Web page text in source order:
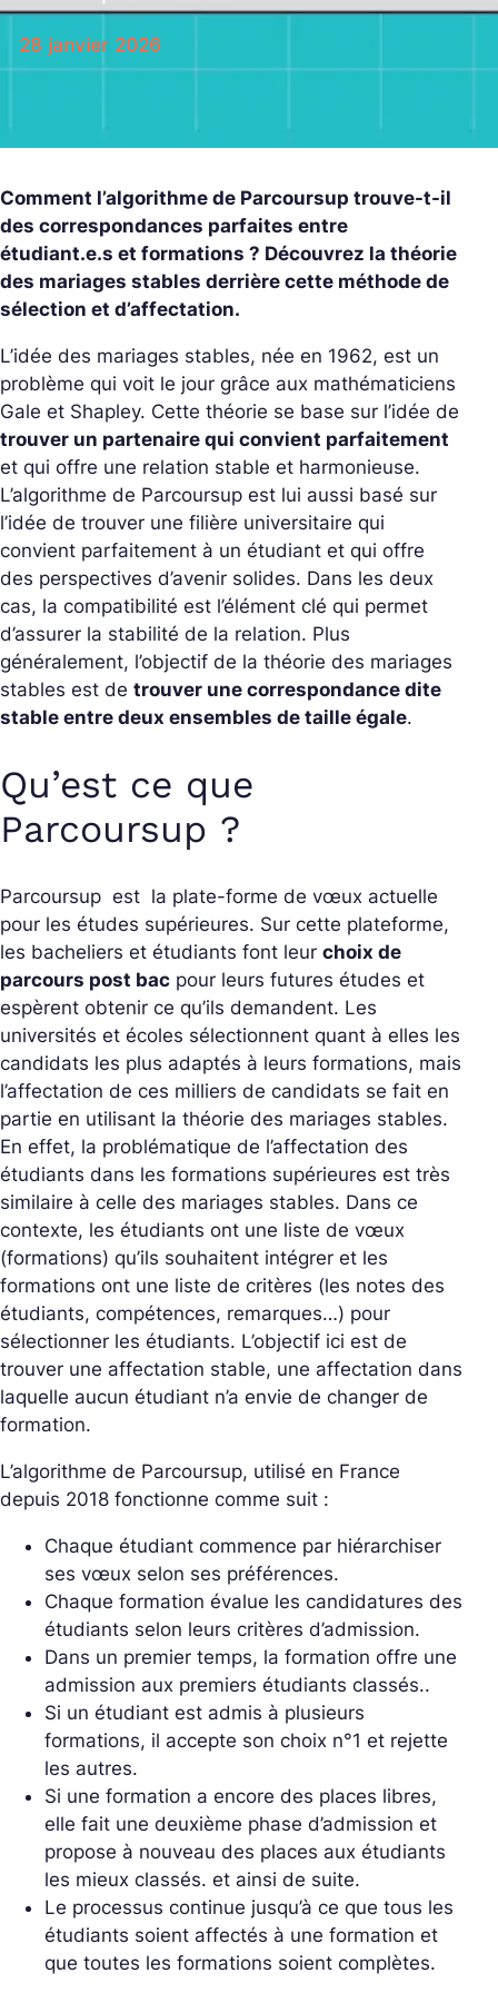
28 janvier 2026
Comment l’algorithme de Parcoursup trouve-t-il
des correspondances parfaites entre
étudiant.e.s et formations ? Découvrez la théorie
des mariages stables derrière cette méthode de
sélection et d’affectation.
L’idée des mariages stables, née en 1962, est un
problème qui voit le jour grâce aux mathématiciens
Gale et Shapley. Cette théorie se base sur l’idée de
trouver un partenaire qui convient parfaitement
et qui offre une relation stable et harmonieuse.
L’algorithme de Parcoursup est lui aussi basé sur
l’idée de trouver une filière universitaire qui
convient parfaitement à un étudiant et qui offre
des perspectives d’avenir solides. Dans les deux
cas, la compatibilité est l’élément clé qui permet
d’assurer la stabilité de la relation. Plus
généralement, l’objectif de la théorie des mariages
stables est de trouver une correspondance dite
stable entre deux ensembles de taille égale.
Qu’est ce que
Parcoursup ?
Parcoursup est la plate-forme de vœux actuelle
pour les études supérieures. Sur cette plateforme,
les bacheliers et étudiants font leur choix de
parcours post bac pour leurs futures études et
espèrent obtenir ce qu’ils demandent. Les
universités et écoles sélectionnent quant à elles les
candidats les plus adaptés à leurs formations, mais
l’affectation de ces milliers de candidats se fait en
partie en utilisant la théorie des mariages stables.
En effet, la problématique de l’affectation des
étudiants dans les formations supérieures est très
similaire à celle des mariages stables. Dans ce
contexte, les étudiants ont une liste de vœux
(formations) qu’ils souhaitent intégrer et les
formations ont une liste de critères (les notes des
étudiants, compétences, remarques…) pour
sélectionner les étudiants. L’objectif ici est de
trouver une affectation stable, une affectation dans
laquelle aucun étudiant n’a envie de changer de
formation.
L’algorithme de Parcoursup, utilisé en France
depuis 2018 fonctionne comme suit :
Chaque étudiant commence par hiérarchiser
ses vœux selon ses préférences.
Chaque formation évalue les candidatures des
étudiants selon leurs critères d’admission.
Dans un premier temps, la formation offre une
admission aux premiers étudiants classés..
Si un étudiant est admis à plusieurs
formations, il accepte son choix n°1 et rejette
les autres.
Si une formation a encore des places libres,
elle fait une deuxième phase d’admission et
propose à nouveau des places aux étudiants
les mieux classés. et ainsi de suite.
Le processus continue jusqu’à ce que tous les
étudiants soient affectés à une formation et
que toutes les formations soient complètes.